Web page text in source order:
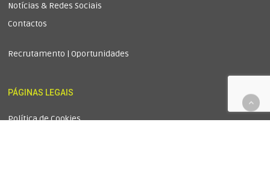
Notícias & Redes Sociais
Contactos
Recrutamento | Oportunidades
PÁGINAS LEGAIS
Política de Cookies